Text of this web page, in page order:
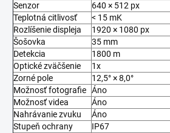
Senzor
640 × 512 px
Teplotná citlivosť
< 15 mK
Rozlíšenie displeja
1920 × 1080 px
Šošovka
35 mm
Detekcia
1800 m
Optické zväčšenie
1x
Zorné pole
12,5° × 8,0°
Možnosť fotografie Áno
Možnosť videa
Áno
Nahrávanie zvuku
Áno
Stupeň ochrany
IP67